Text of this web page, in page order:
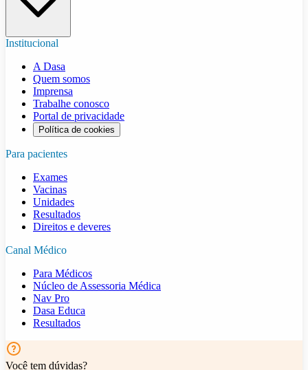
Institucional
A Dasa
Quem somos
Imprensa
Trabalhe conosco
Portal de privacidade
Política de cookies
Para pacientes
Exames
Vacinas
Unidades
Resultados
Direitos e deveres
Canal Médico
Para Médicos
Núcleo de Assessoria Médica
Nav Pro
Dasa Educa
Resultados
Você tem dúvidas?